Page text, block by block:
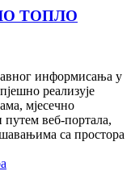
ТОПЛО
информисања у
реализује
мјесечно
путем веб-портала,
са простора